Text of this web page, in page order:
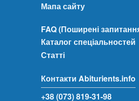
Мапа сайту
FAQ (Поширені
Каталог спеціальностей
Статті
Контакти Abiturients.info
+38 (073) 819-31-98